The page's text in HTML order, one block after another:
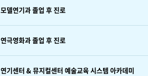
모델연기과 졸업 후 진로
연극영화과 졸업 후 진로
연기센터 & 뮤지컬센터 예술교육 시스템 아카데미